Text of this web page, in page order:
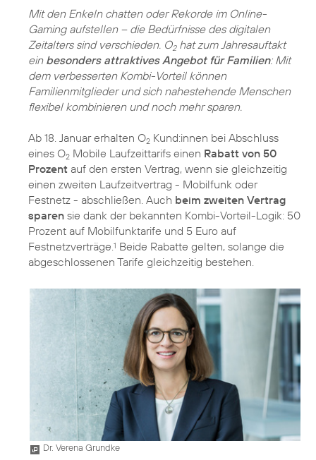
Mit den Enkeln chatten oder Rekorde im Online-
Gaming aufstellen – die Bedürfnisse des digitalen
Zeitalters sind verschieden. O2hat zum Jahresauftakt
ein besonders attraktives Angebot für Familien: Mit
dem verbesserten Kombi-Vorteil können
Familienmitglieder und sich nahestehende Menschen
flexibel kombinieren und noch mehr sparen.
Ab 18. Januar erhalten O2 Kund:innen bei Abschluss
eines O2 Mobile Laufzeittarifs einen Rabatt von 50
Prozent auf den ersten Vertrag, wenn sie gleichzeitig
einen zweiten Laufzeitvertrag - Mobilfunk oder
Festnetz - abschließen. Auch beim zweiten Vertrag
sparen sie dank der bekannten Kombi-Vorteil-Logik: 50
Prozent auf Mobilfunktarife und 5 Euro auf
Festnetzverträge. 1 Beide Rabatte gelten, solange die
abgeschlossenen Tarife gleichzeitig bestehen.
Dr. Verena Grundke